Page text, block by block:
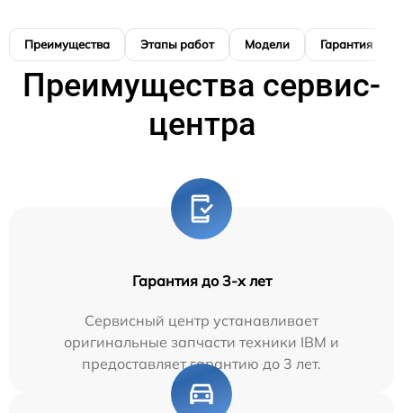
Преимущества Этапы работ Модели Гарантия
Преимущества сервис-
центра
Гарантия до 3-х лет
Сервисный центр устанавливает
оригинальные запчасти техники IBM и
предоставляет гарантию до 3 лет.